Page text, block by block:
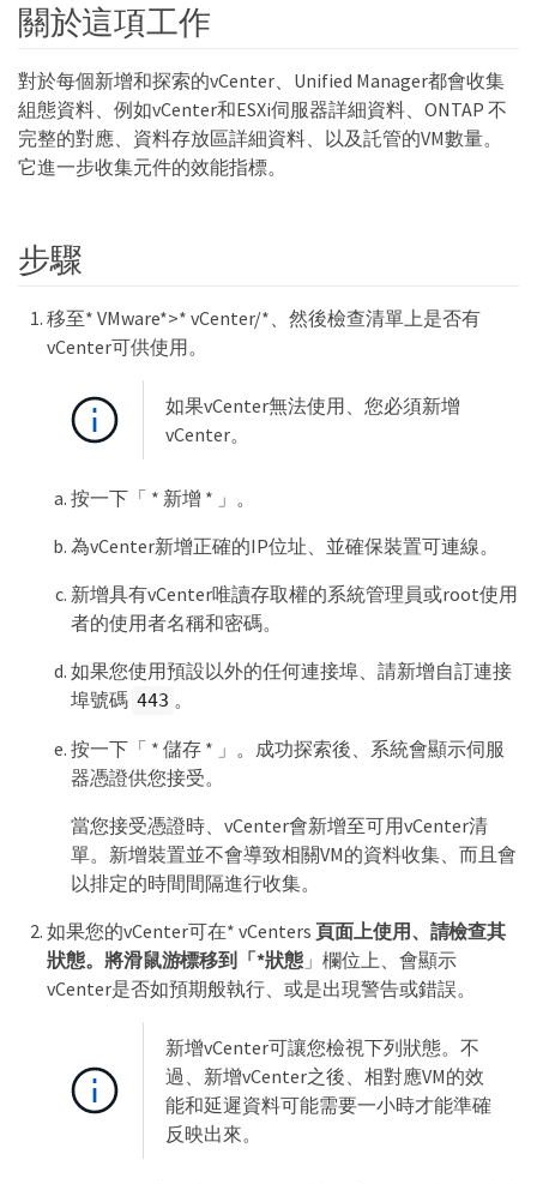
關於這項工作
對於每個新增和探索的vCenter、Unified Manager都會收集
組態資料、例如vCenter和ESXi伺服器詳細資料、ONTAP 不
完整的對應、資料存放區詳細資料、以及託管的VM數量。
它進一步收集元件的效能指標。
步驟
移至* VMware*>* vCenter/*、然後檢查清單上是否有
vCenter可供使用。
如果vCenter無法使用、您必須新增
vCenter。
按一下「 * 新增 * 」。
為vCenter新增正確的IP位址、並確保裝置可連線。
新增具有vCenter唯讀存取權的系統管理員或root使用
者的使用者名稱和密碼。
如果您使用預設以外的任何連接埠、請新增自訂連接
埠號碼 443 。
按一下「 * 儲存 * 」。成功探索後、系統會顯示伺服
器憑證供您接受。
當您接受憑證時、vCenter會新增至可用vCenter清
單。新增裝置並不會導致相關VM的資料收集、而且會
以排定的時間間隔進行收集。
如果您的vCenter可在* vCenters 頁面上使用、請檢查其
狀態。將滑鼠游標移到「*狀態」欄位上、會顯示
vCenter是否如預期般執行、或是出現警告或錯誤。
新增vCenter可讓您檢視下列狀態。不
過、新增vCenter之後、相對應VM的效
能和延遲資料可能需要一小時才能準確
反映出來。